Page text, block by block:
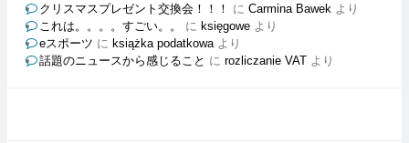
クリスマスプレゼント交換会！！！
に Carmina Bawekより
これは。。。。すごい。。
に księgoweより
eスポーツ に książka podatkowaより
話題のニュースから感じること に rozliczanie VATより